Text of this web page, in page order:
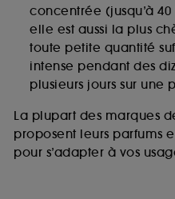
concentrée (jusqu’à 40
elle est aussi la plus
toute petite quantité
intense pendant des
plusieurs jours sur une
La plupart des marques
proposent leurs parfums
pour s’adapter à vos